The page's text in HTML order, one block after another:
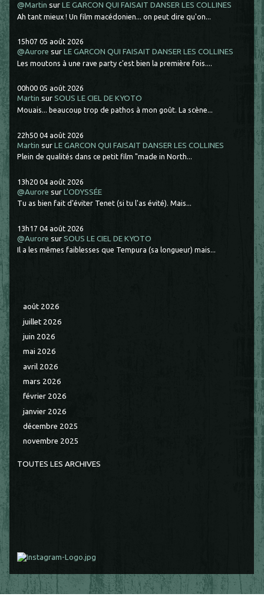
@Martin surLE GARCON QUI FAISAIT DANSER LES COLLINES
Ah tant mieux ! Un film macédonien... on peut dire qu'on...
15h07 05 août 2026
@Aurore surLE GARCON QUI FAISAIT DANSER LES COLLINES
Les moutons à une rave party c'est bien la première fois....
00h00 05 août 2026
Martin surSOUS LE CIEL DE KYOTO
Mouais... beaucoup trop de pathos à mon goût. La scène...
22h50 04 août 2026
Martin surLE GARCON QUI FAISAIT DANSER LES COLLINES
Plein de qualités dans ce petit film "made in North...
13h20 04 août 2026
@Aurore surL'ODYSSÉE
Tu as bien fait d'éviter Tenet (si tu l'as évité). Mais...
13h17 04 août 2026
@Aurore surSOUS LE CIEL DE KYOTO
Il a les mêmes faiblesses que Tempura (sa longueur) mais...
août 2026
juillet 2026
juin 2026
mai 2026
avril 2026
mars 2026
février 2026
janvier 2026
décembre 2025
novembre 2025
TOUTES LES ARCHIVES